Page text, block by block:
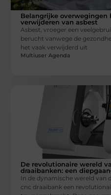
Belangrijke overwegingen
verwijderen van asbest
Asbest, vroeger een
berucht vanwege de
het vaak verwijderd uit
Multiuser Agenda
De revolutionaire wereld
draaibanken: een
In de dynamische wereld van
cnc draaibank een